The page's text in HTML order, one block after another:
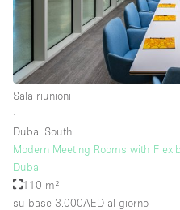
Sala riunioni
∙
Dubai South
Modern Meeting Rooms with
Dubai
110 m²
su base 3.000AED al giorno